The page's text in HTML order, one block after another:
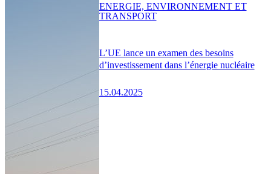
L’UE lance un examen des besoins
d’investissement dans l’énergie nucléaire
15.04.2025
ENERGIE, ENVIRONNEMENT ET
TRANSPORT